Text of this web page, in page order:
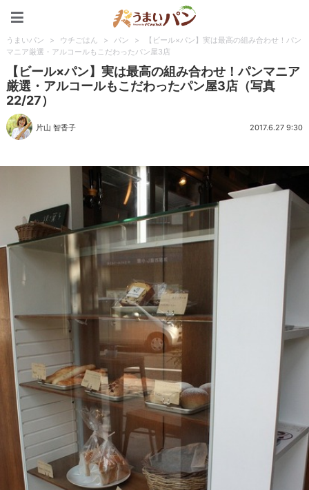
うまいパン > ウチごはん > パン >
【ビール×パン】実は最高の組み合わせ！パン
マニア厳選・アルコールもこだわったパン屋3店
【ビール×パン】実は最高の組み合わせ！パンマニア
厳選・アルコールもこだわったパン屋3店（写真
22/27）
片山 智香子 2017.6.27 9:30